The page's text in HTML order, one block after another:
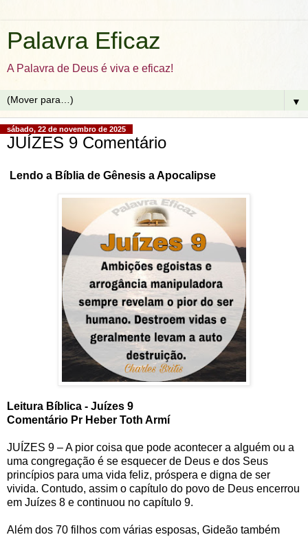
Palavra Eficaz
A Palavra de Deus é viva e eficaz!
▼
sábado, 22 de novembro de 2025
JUÍZES 9 Comentário
Lendo a Bíblia de Gênesis a Apocalipse
Leitura Bíblica - Juízes 9
Comentário Pr Heber Toth Armí
JUÍZES 9 – A pior coisa que pode acontecer a alguém ou a
uma congregação é se esquecer de Deus e dos Seus
princípios para uma vida feliz, próspera e digna de ser
vivida. Contudo, assim o capítulo do povo de Deus encerrou
em Juízes 8 e continuou no capítulo 9.
Além dos 70 filhos com várias esposas, Gideão também